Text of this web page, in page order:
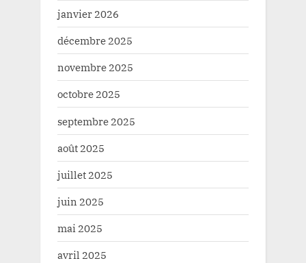
janvier 2026
décembre 2025
novembre 2025
octobre 2025
septembre 2025
août 2025
juillet 2025
juin 2025
mai 2025
avril 2025